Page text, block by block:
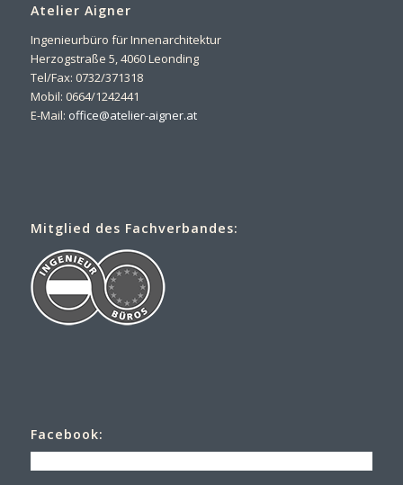
Atelier Aigner
Ingenieurbüro für Innenarchitektur
Herzogstraße 5, 4060 Leonding
Tel/Fax: 0732/371318
Mobil: 0664/1242441
E-Mail: office@atelier-aigner.at
Mitglied des Fachverbandes:
Facebook: